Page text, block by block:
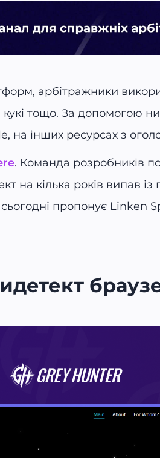
арбітражники
тощо. За допомогою
на інших ресурсах з
. Команда розробників
на кілька років випав
пропонує Linken